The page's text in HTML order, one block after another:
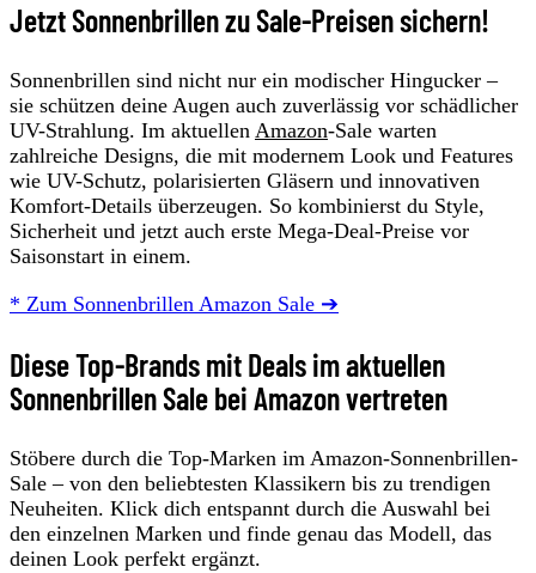
Jetzt Sonnenbrillen zu Sale-Preisen sichern!
Sonnenbrillen sind nicht nur ein modischer Hingucker –
sie schützen deine Augen auch zuverlässig vor schädlicher
UV-Strahlung. Im aktuellen Amazon-Sale warten
zahlreiche Designs, die mit modernem Look und Features
wie UV-Schutz, polarisierten Gläsern und innovativen
Komfort-Details überzeugen. So kombinierst du Style,
Sicherheit und jetzt auch erste Mega-Deal-Preise vor
Saisonstart in einem.
* Zum Sonnenbrillen Amazon Sale ➔
Diese Top-Brands mit Deals im aktuellen
Sonnenbrillen Sale bei Amazon vertreten
Stöbere durch die Top-Marken im Amazon-Sonnenbrillen-
Sale – von den beliebtesten Klassikern bis zu trendigen
Neuheiten. Klick dich entspannt durch die Auswahl bei
den einzelnen Marken und finde genau das Modell, das
deinen Look perfekt ergänzt.